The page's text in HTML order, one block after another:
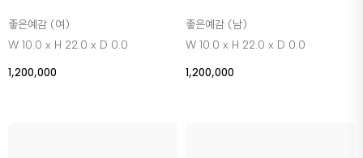
좋은예감 (여)
W 10.0 x H 22.0 x D 0.0
1,200,000
좋은예감 (남)
W 10.0 x H 22.0 x D 0.0
1,200,000